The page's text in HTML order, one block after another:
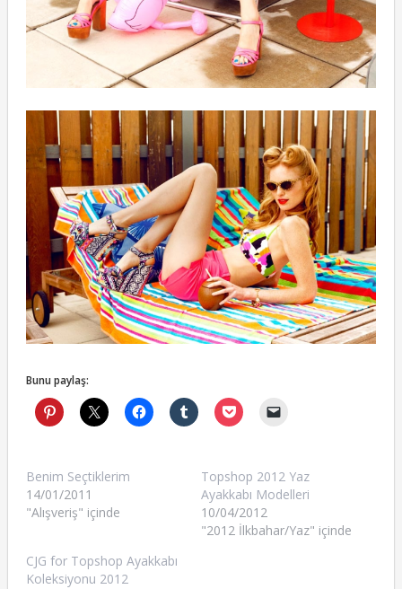
Bunu paylaş:
Benim Seçtiklerim
14/01/2011
"Alışveriş" içinde
Topshop 2012 Yaz
Ayakkabı Modelleri
10/04/2012
"2012 İlkbahar/Yaz" içinde
CJG for Topshop Ayakkabı
Koleksiyonu 2012